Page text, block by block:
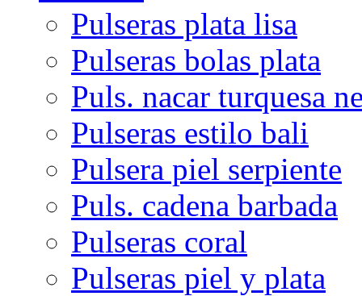
Pulseras plata lisa
Pulseras bolas plata
Puls. nacar turquesa
Pulseras estilo bali
Pulsera piel serpiente
Puls. cadena barbada
Pulseras coral
Pulseras piel y plata